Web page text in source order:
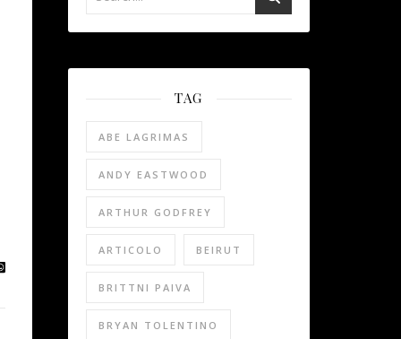
TAG
ABE LAGRIMAS
ANDY EASTWOOD
ARTHUR GODFREY
ARTICOLO BEIRUT
BRITTNI PAIVA
BRYAN TOLENTINO